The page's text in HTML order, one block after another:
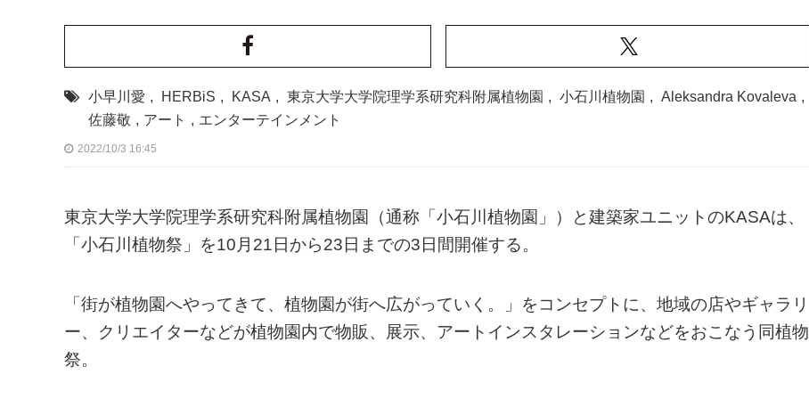
小早川愛 , HERBiS , KASA , 東京大学大学院理学系研究科附属植物園 , 小石川植物園 , Aleksandra Kovaleva ,
佐藤敬 , アート , エンターテインメント
2022/10/3 16:45
東京大学大学院理学系研究科附属植物園（通称「小石川植物園」）と建築家ユニットのKASAは、
「小石川植物祭」を10月21日から23日までの3日間開催する。
「街が植物園へやってきて、植物園が街へ広がっていく。」をコンセプトに、地域の店やギャラリ
ー、クリエイターなどが植物園内で物販、展示、アートインスタレーションなどをおこなう同植物
祭。